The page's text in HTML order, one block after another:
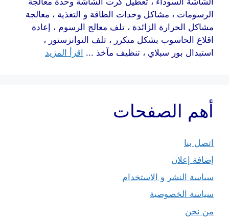
الرسومات ، مشاكل وحدات الطاقة و التغذية ، معالجة
مشاكل الحرارة الزائدة ، تلف معالج الرسوم ، إعادة
اقلاع الحاسوب بشكل متكرر ، تلف التوانزستور ،
استبدال بور سبلاي ، تنظيف مآخذ ... اقرأ المزيد
أهم الصفحات
اتصل بنا
إضافة إعلان
سياسة النشر و الاستخدام
سياسة الخصوصية
من نحن